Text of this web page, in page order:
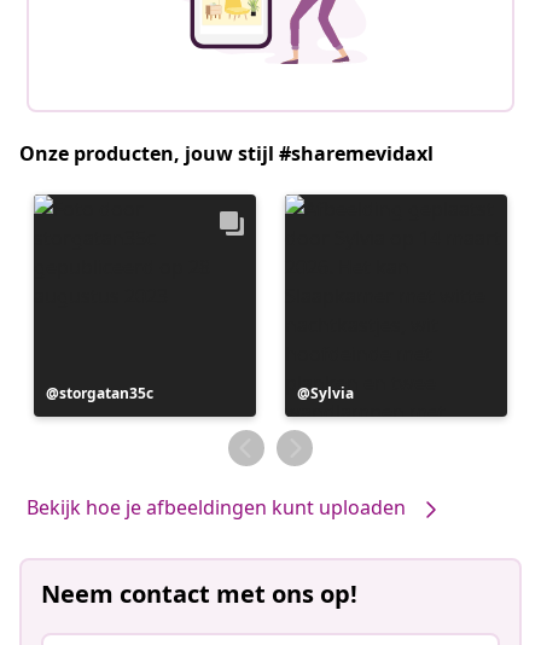
Onze producten, jouw stijl #sharemevidaxl
Bericht
gepubliceerd
storgatan35c
Bericht
gepubliceerd
door
Sylvia
Bekijk hoe je afbeeldingen kunt uploaden
Neem contact met ons op!